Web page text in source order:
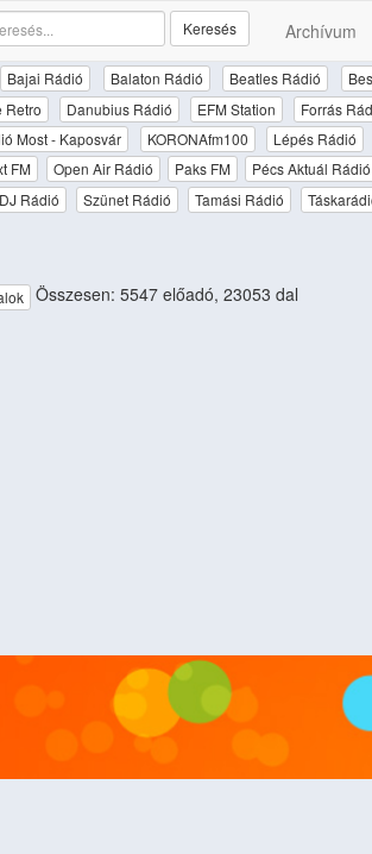
Archívum
Keresés
Bajai Rádió Balaton Rádió Beatles Rádió
Retro Danubius Rádió EFM Station Forrás
Most - Kaposvár KORONAfm100 Lépés Rádió
FM Open Air Rádió Paks FM Pécs Aktuál Rádió
Rádió Szünet Rádió Tamási Rádió
Összesen: 5547 előadó, 23053 dal